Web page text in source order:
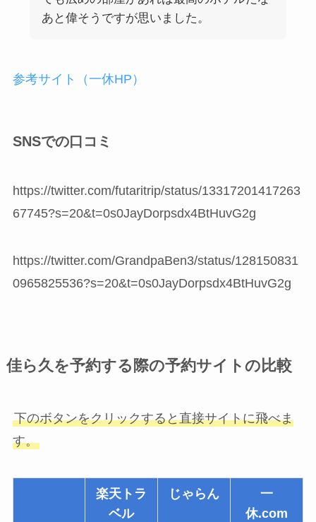
あと偉そうですが思いました。
参考サイト（一休HP）
SNSでの口コミ
https://twitter.com/futaritrip/status/13317201417263
67745?s=20&t=0s0JayDorpsdx4BtHuvG2g
https://twitter.com/GrandpaBen3/status/128150831
0965825536?s=20&t=0s0JayDorpsdx4BtHuvG2g
佳ら久を予約する際の予約サイトの比較
下のボタンをクリックすると直接サイトに飛べま
す。
楽天トラ
ベル
じゃらん
一
休.com